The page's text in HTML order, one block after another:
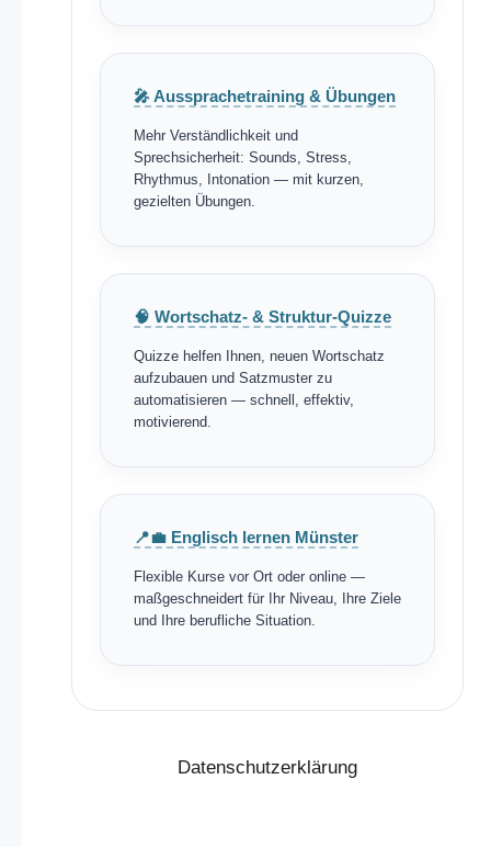
🎤 Aussprachetraining & Übungen
Mehr Verständlichkeit und
Sprechsicherheit: Sounds, Stress,
Rhythmus, Intonation — mit kurzen,
gezielten Übungen.
🧠 Wortschatz- & Struktur-Quizze
Quizze helfen Ihnen, neuen Wortschatz
aufzubauen und Satzmuster zu
automatisieren — schnell, effektiv,
motivierend.
📍💼 Englisch lernen Münster
Flexible Kurse vor Ort oder online —
maßgeschneidert für Ihr Niveau, Ihre Ziele
und Ihre berufliche Situation.
Datenschutzerklärung